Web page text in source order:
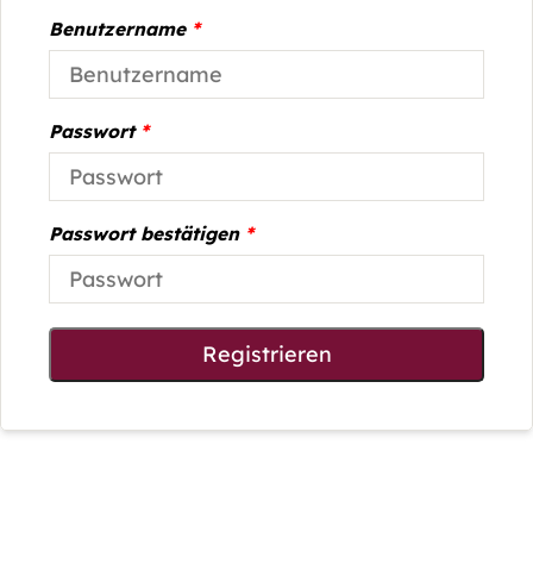
Benutzername *
Passwort *
Passwort bestätigen *
Registrieren